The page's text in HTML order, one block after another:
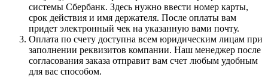
системы Сбербанк. Здесь нужно ввести номер карты,
срок действия и имя держателя. После оплаты вам
придет электронный чек на указанную вами почту.
Оплата по счету доступна всем юридическим лицам при
заполнении реквизитов компании. Наш менеджер после
согласования заказа отправит вам счет любым удобным
для вас способом.